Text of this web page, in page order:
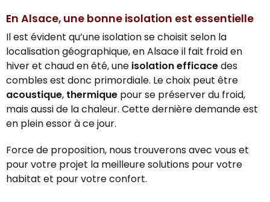
En Alsace, une bonne isolation est essentielle
Il est évident qu’une isolation se choisit selon la
localisation géographique, en Alsace il fait froid en
hiver et chaud en été, une isolation efficacedes
combles est donc primordiale. Le choix peut être
acoustique, thermique pour se préserver du froid,
mais aussi de la chaleur. Cette dernière demande est
en plein essor à ce jour.
Force de proposition, nous trouverons avec vous et
pour votre projet la meilleure solutions pour votre
habitat et pour votre confort.